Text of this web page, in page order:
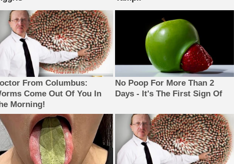
From Columbus:
Come Out Of You In
Morning!
No Poop For More Than 2
Days - It's The First Sign Of